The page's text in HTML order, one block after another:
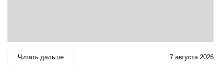
Читать дальше 7 августа 2026